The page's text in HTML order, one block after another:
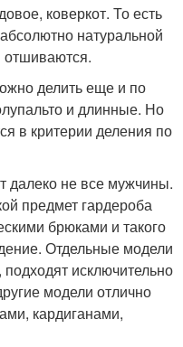
коверкот. То есть
натуральной
отшиваются.
делить еще и по
и длинные. Но
в критерии деления по
далеко не все мужчины.
предмет гардероба
брюками и такого
Отдельные модели
исключительно
модели отлично
кардиганами,